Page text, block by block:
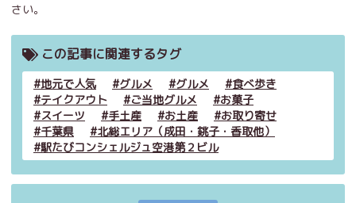
さい。
この記事に関連するタグ
地元で人気 グルメ グルメ
食べ歩き
テイクアウト
ご当地グルメ
お菓子
スイーツ
手土産 お土産
お取り寄せ
千葉県
北総エリア（成田・銚子・香取他）
駅たびコンシェルジュ空港第２ビル